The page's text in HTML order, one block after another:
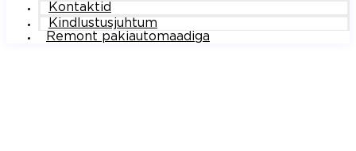
Kontaktid
Kindlustusjuhtum
Remont pakiautomaadiga